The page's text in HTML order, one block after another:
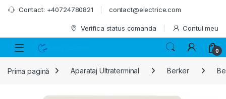
Skip to navigation
Skip to content
Contact: +40724780821 contact@electrice.com
Verifica status comanda Contul meu
0
Prima pagină Aparataj Ultraterminal Berker